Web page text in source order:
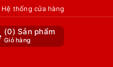
thống cửa hàng
(0) Sản phẩm
Giỏ hàng